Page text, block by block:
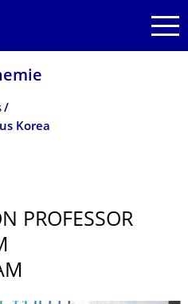
Korea
PROFESSOR C